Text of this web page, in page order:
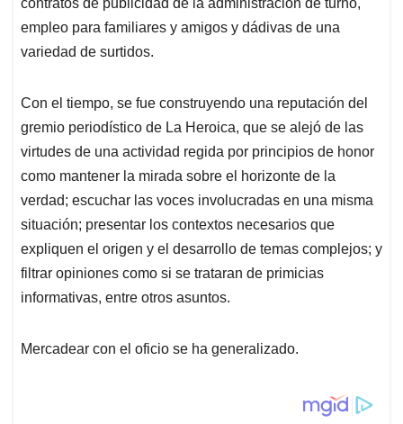
empleo para familiares y amigos y dádivas de una
variedad de surtidos.
Con el tiempo, se fue construyendo una reputación del
gremio periodístico de La Heroica, que se alejó de las
virtudes de una actividad regida por principios de honor
como mantener la mirada sobre el horizonte de la
verdad; escuchar las voces involucradas en una misma
situación; presentar los contextos necesarios que
expliquen el origen y el desarrollo de temas complejos; y
filtrar opiniones como si se trataran de primicias
informativas, entre otros asuntos.
Mercadear con el oficio se ha generalizado.